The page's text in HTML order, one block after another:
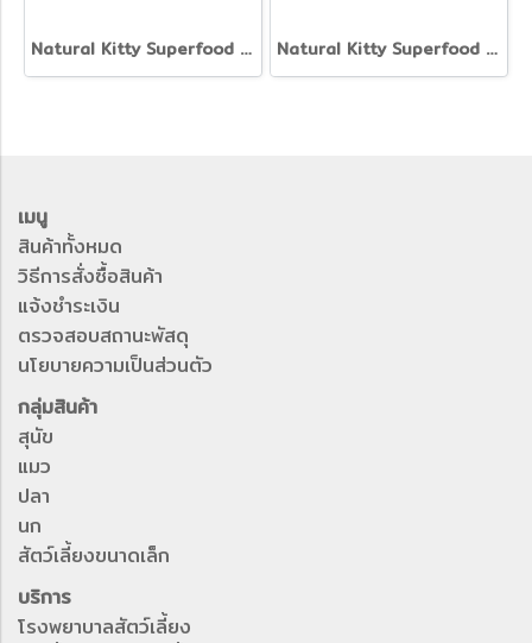
Natural Kitty Superfood - ขนมครีมแมวเลีย รส ทูน่าและหน่อไม้ฝรั่ง (ยกกล่อง 12 ซอง) Natural Kitty Superfood Creamy Treats - ขนมครีมแมวเลีย รส ทูน่า, แซลมอน และบลูเบอร์รี่ (ยกกล่อง 12)
เมนู
สินค้าทั้งหมด
วิธีการสั่งซื้อสินค้า
แจ้งชำระเงิน
ตรวจสอบสถานะพัสดุ
นโยบายความเป็นส่วนตัว
กลุ่มสินค้า
สุนัข
แมว
ปลา
นก
สัตว์เลี้ยงขนาดเล็ก
บริการ
โรงพยาบาลสัตว์เลี้ยง